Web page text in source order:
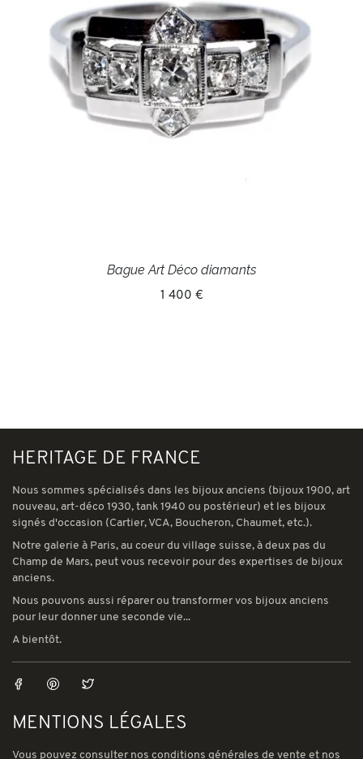
Bague Art Déco diamants
1 400 €
HERITAGE DE FRANCE
Nous sommes spécialisés dans les bijoux anciens (bijoux 1900, art
nouveau, art-déco 1930, tank 1940 ou postérieur) et les bijoux
signés d'occasion (Cartier, VCA, Boucheron, Chaumet, etc.).
Notre galerie à Paris, au coeur du village suisse, à deux pas du
Champ de Mars, peut vous recevoir pour des expertises de bijoux
anciens.
Nous pouvons aussi réparer ou transformer vos bijoux anciens
pour leur donner une seconde vie...
A bientôt.
MENTIONS LÉGALES
Vous pouvez consulter nos conditions générales de vente et nos